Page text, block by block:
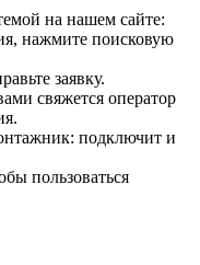
на нашем сайте:
нажмите поисковую
заявку.
свяжется оператор
подключит и
пользоваться